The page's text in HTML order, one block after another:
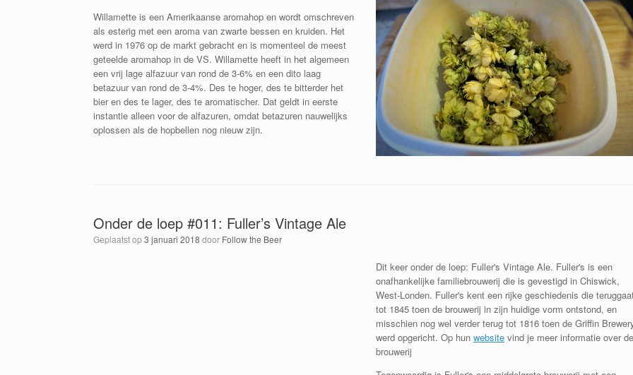
Willamette is een Amerikaanse aromahop en wordt omschreven
als esterig met een aroma van zwarte bessen en kruiden. Het
werd in 1976 op de markt gebracht en is momenteel de meest
geteelde aromahop in de VS. Willamette heeft in het algemeen
een vrij lage alfazuur van rond de 3-6% en een dito laag
betazuur van rond de 3-4%. Des te hoger, des te bitterder het
bier en des te lager, des te aromatischer. Dat geldt in eerste
instantie alleen voor de alfazuren, omdat betazuren nauwelijks
oplossen als de hopbellen nog nieuw zijn.
Onder de loep #011: Fuller’s Vintage Ale
Geplaatst op3 januari 2018 door Follow the Beer
Dit keer onder de loep: Fuller's Vintage Ale. Fuller's is een
onafhankelijke familiebrouwerij die is gevestigd in Chiswick,
West-Londen. Fuller's kent een rijke geschiedenis die
tot 1845 toen de brouwerij in zijn huidige vorm ontstond, en
misschien nog wel verder terug tot 1816 toen de Griffin
werd opgericht. Op hun websitevind je meer informatie over de
brouwerij